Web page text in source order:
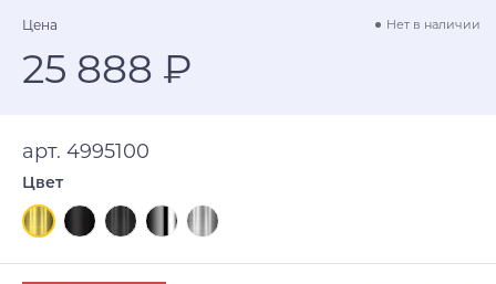
Цена Нет в наличии
25 888 ₽
арт. 4995100
Цвет